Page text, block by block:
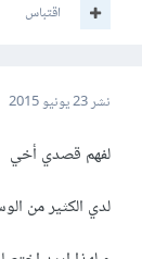
اقتباس
نشر23 يونيو 2015
لفهم قصدي أخي
لدي الكثير من